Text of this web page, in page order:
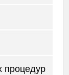
процедур